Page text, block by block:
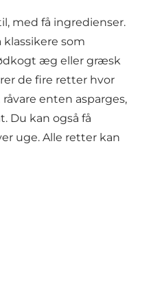
med få ingredienser.
som
æg eller græsk
de fire retter hvor
enten asparges,
Du kan også få
uge. Alle retter kan